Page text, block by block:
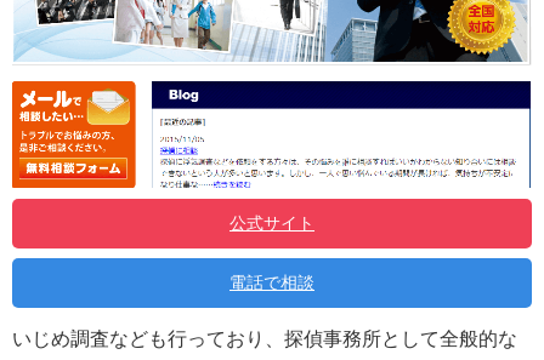
公式サイト
電話で相談
いじめ調査なども行っており、探偵事務所として全般的な